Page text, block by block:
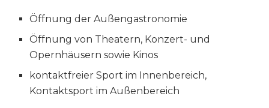
Öffnung der Außengastronomie
Öffnung von Theatern, Konzert- und
Opernhäusern sowie Kinos
kontaktfreier Sport im Innenbereich,
Kontaktsport im Außenbereich